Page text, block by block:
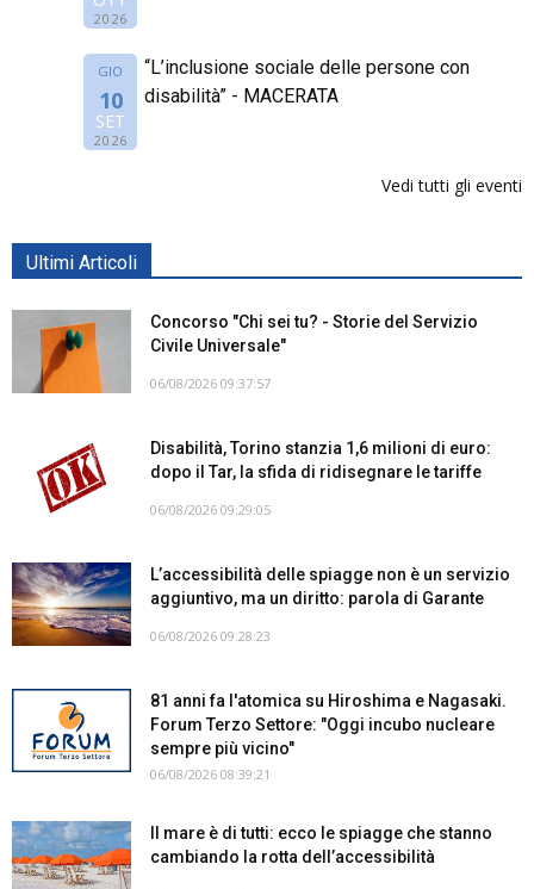
2026
GIO
10
SET
2026
“L’inclusione sociale delle persone con
disabilità” - MACERATA
Vedi tutti gli eventi
Ultimi Articoli
Concorso "Chi sei tu? - Storie del Servizio
Civile Universale"
06/08/2026 09:37:57
Disabilità, Torino stanzia 1,6 milioni di euro:
dopo il Tar, la sfida di ridisegnare le tariffe
06/08/2026 09:29:05
L’accessibilità delle spiagge non è un servizio
aggiuntivo, ma un diritto: parola di Garante
06/08/2026 09:28:23
81 anni fa l'atomica su Hiroshima e Nagasaki.
Forum Terzo Settore: "Oggi incubo nucleare
sempre più vicino"
06/08/2026 08:39:21
Il mare è di tutti: ecco le spiagge che stanno
cambiando la rotta dell’accessibilità